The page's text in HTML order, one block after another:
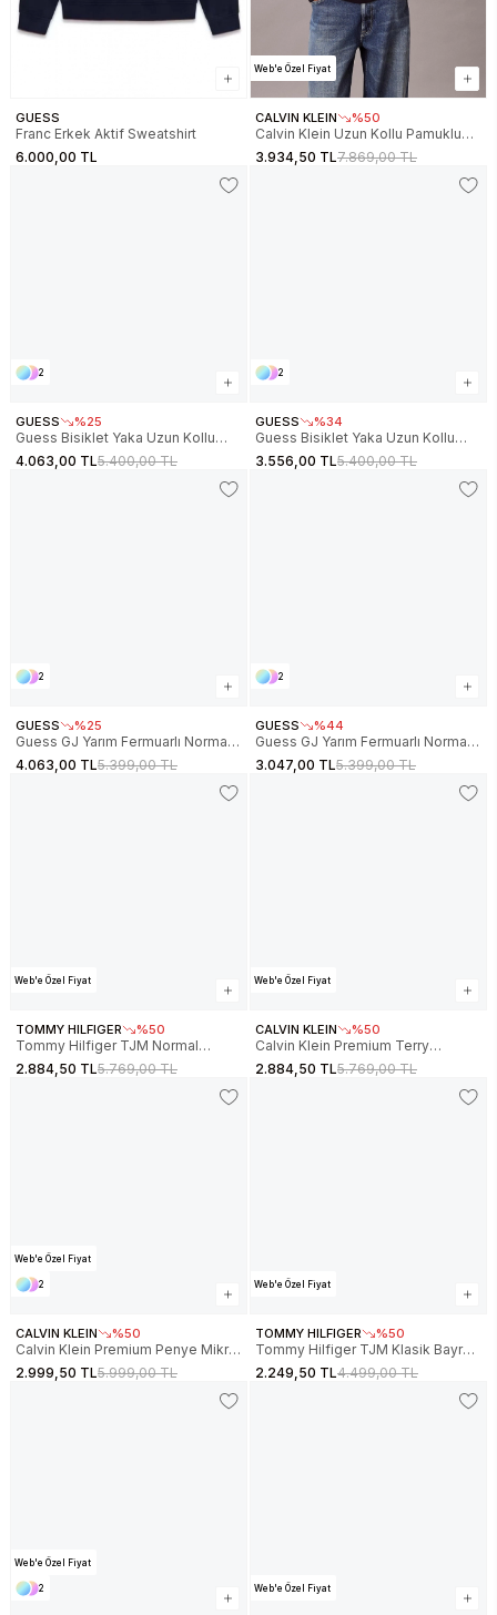
GUESS
Franc Erkek Aktif Sweatshirt
6.000,00 TL
Web'e Özel Fiyat
CALVIN KLEIN %50
Calvin Klein Uzun Kollu Pamuklu
Spacer Çizgili Fitilli Yarım Fermuarlı
Erkek Lacivert Sweatshirt
3.934,50 TL7.869,00 TL
2
GUESS %25
Guess Bisiklet Yaka Uzun Kollu
Scuba Luxe Erkek Siyah
Sweatshirt M6RQ42KAYM2-G7DC
4.063,00 TL5.400,00 TL
2
GUESS %34
Guess Bisiklet Yaka Uzun Kollu
Scuba Luxe Erkek Krem Sweatshirt
M6RQ42KAYM2-G1CV
3.556,00 TL5.400,00 TL
2
GUESS %25
Guess GJ Yarım Fermuarlı Normal
Kesim Nakışlı Erkek Siyah
Sweatshirt M5RQ42KCPR1-JBLK
4.063,00 TL5.399,00 TL
2
GUESS %44
Guess GJ Yarım Fermuarlı Normal
Kesim Nakışlı Erkek Lacivert
Sweatshirt M5RQ42KCPR1-A71W
3.047,00 TL5.399,00 TL
Web'e Özel Fiyat
TOMMY HILFIGER %50
Tommy Hilfiger TJM Normal
Kesim Armalı Yarım Fermuarlı Erkek
Beyaz Sweatshirt
2.884,50 TL5.769,00 TL
Web'e Özel Fiyat
CALVIN KLEIN %50
Calvin Klein Premium Terry
Monogram Bisiklet Yaka Erkek
Mavi Sweatshirt LV04RC277G-CEF
2.884,50 TL5.769,00 TL
Web'e Özel Fiyat
2
CALVIN KLEIN %50
Calvin Klein Premium Penye Mikro
Monologolu Erkek Kırmızı
Sweatshirt LV04RC281G-WCV
2.999,50 TL5.999,00 TL
Web'e Özel Fiyat
TOMMY HILFIGER %50
Tommy Hilfiger TJM Klasik Bayrak
Desenli Normal Kesim Kapüşonlu
Erkek Kırmızı Sweatshirt
2.249,50 TL4.499,00 TL
Web'e Özel Fiyat
2 Web'e Özel Fiyat